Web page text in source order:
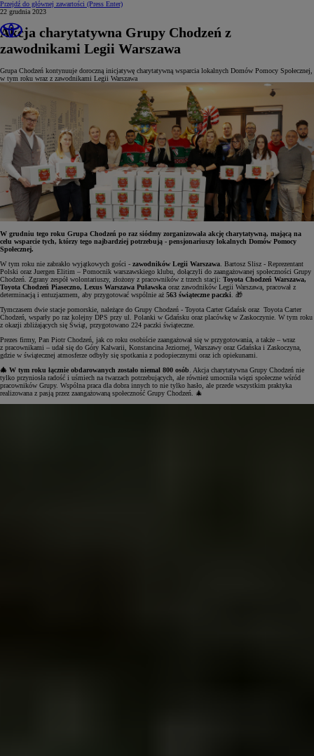
Przejdź do głównej zawartości (Press Enter)
22 grudnia 2023
Akcja charytatywna Grupy Chodzeń z
zawodnikami Legii Warszawa
Grupa Chodzeń kontynuuje doroczną inicjatywę charytatywną wsparcia lokalnych Domów Pomocy Społecznej,
w tym roku wraz z zawodnikami Legii Warszawa
W grudniu tego roku Grupa Chodzeń po raz siódmy zorganizowała akcję charytatywną, mającą na
celu wsparcie tych, którzy tego najbardziej potrzebują - pensjonariuszy lokalnych Domów Pomocy
Społecznej.
W tym roku nie zabrakło wyjątkowych gości - zawodników Legii Warszawa . Bartosz Slisz - Reprezentant
Polski oraz Juergen Elitim – Pomocnik warszawskiego klubu, dołączyli do zaangażowanej społeczności Grupy
Chodzeń. Zgrany zespół wolontariuszy, złożony z pracowników z trzech stacji: Toyota Chodzeń Warszawa,
Toyota Chodzeń Piaseczno, Lexus Warszawa Puławska oraz zawodników Legii Warszawa, pracował z
determinacją i entuzjazmem, aby przygotować wspólnie aż 563 świąteczne paczki . 🎁
Tymczasem dwie stacje pomorskie, należące do Grupy Chodzeń - Toyota Carter Gdańsk oraz Toyota Carter
Chodzeń, wsparły po raz kolejny DPS przy ul. Polanki w Gdańsku oraz placówkę w Zaskoczynie. W tym roku
z okazji zbliżających się Świąt, przygotowano 224 paczki świąteczne.
Prezes firmy, Pan Piotr Chodzeń, jak co roku osobiście zaangażował się w przygotowania, a także – wraz
z pracownikami – udał się do Góry Kalwarii, Konstancina Jeziornej, Warszawy oraz Gdańska i Zaskoczyna,
gdzie w świątecznej atmosferze odbyły się spotkania z podopiecznymi oraz ich opiekunami.
🎄 W tym roku łącznie obdarowanych zostało niemal 800 osób . Akcja charytatywna Grupy Chodzeń nie
tylko przyniosła radość i uśmiech na twarzach potrzebujących, ale również umocniła więzi społeczne wśród
pracowników Grupy. Wspólna praca dla dobra innych to nie tylko hasło, ale przede wszystkim praktyka
realizowana z pasją przez zaangażowaną społeczność Grupy Chodzeń. 🎄